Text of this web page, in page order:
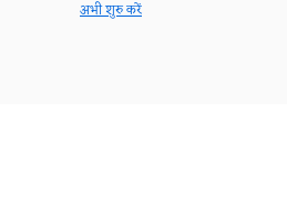
अभी शुरु करें